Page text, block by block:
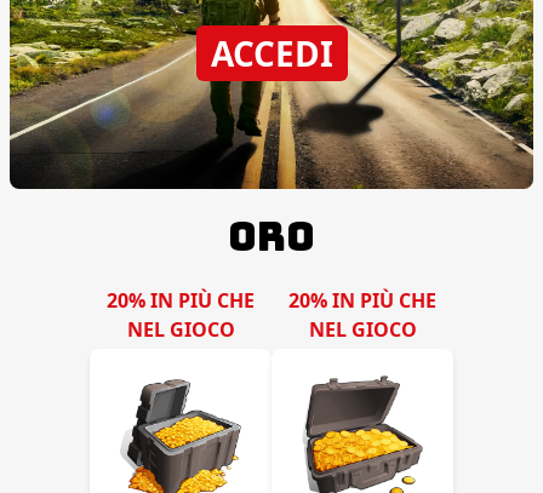
ACCEDI
ORO
20% IN PIÙ CHE
NEL GIOCO
20% IN PIÙ CHE
NEL GIOCO